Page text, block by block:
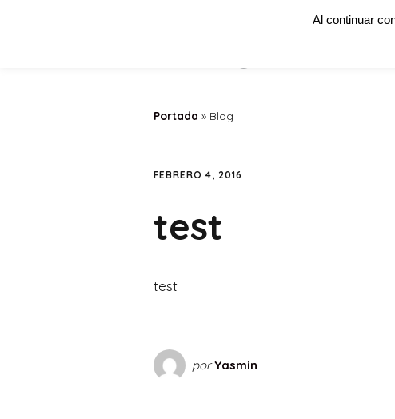
Portada » Blog
FEBRERO 4, 2016
test
test
porYasmin
Al continuar